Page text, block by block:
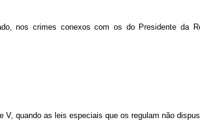
nos crimes conexos com os do Presidente da
V, quando as leis especiais que os regulam não